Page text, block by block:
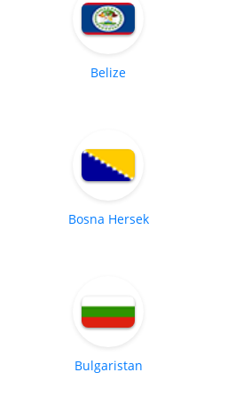
Belize
Bosna Hersek
Bulgaristan